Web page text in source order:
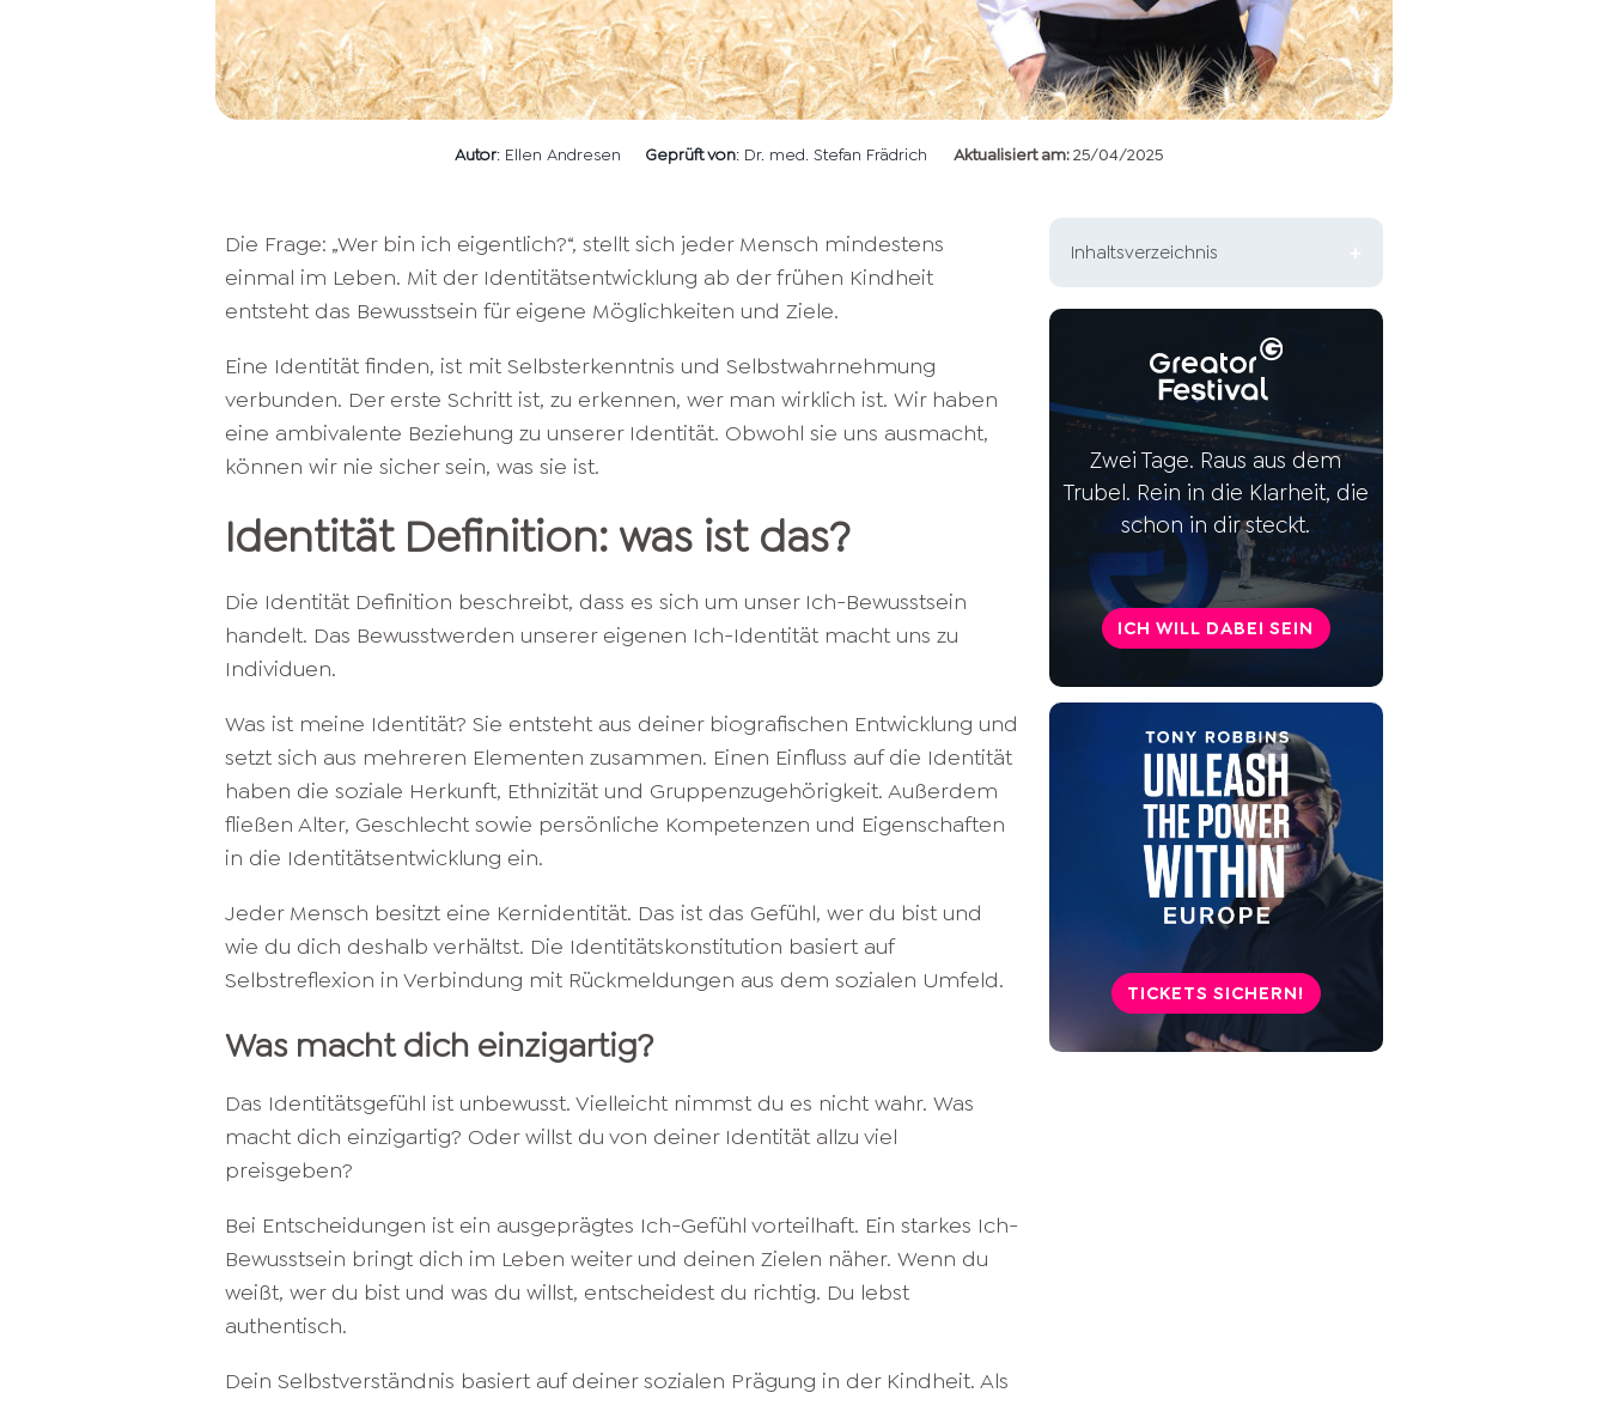
Autor: Ellen Andresen Geprüft von: Dr. med. Stefan Frädrich Aktualisiert am:25/04/2025
Die Frage: „Wer bin ich eigentlich?“, stellt sich jeder Mensch mindestens
einmal im Leben. Mit der Identitätsentwicklung ab der frühen Kindheit
entsteht das Bewusstsein für eigene Möglichkeiten und Ziele.
Eine Identität finden, ist mit Selbsterkenntnis und Selbstwahrnehmung
verbunden. Der erste Schritt ist, zu erkennen, wer man wirklich ist. Wir haben
eine ambivalente Beziehung zu unserer Identität. Obwohl sie uns ausmacht,
können wir nie sicher sein, was sie ist.
Identität Definition: was ist das?
Die Identität Definition beschreibt, dass es sich um unser Ich-Bewusstsein
handelt. Das Bewusstwerden unserer eigenen Ich-Identität macht uns zu
Individuen.
Was ist meine Identität? Sie entsteht aus deiner biografischen Entwicklung und
setzt sich aus mehreren Elementen zusammen. Einen Einfluss auf die Identität
haben die soziale Herkunft, Ethnizität und Gruppenzugehörigkeit. Außerdem
fließen Alter, Geschlecht sowie persönliche Kompetenzen und Eigenschaften
in die Identitätsentwicklung ein.
Jeder Mensch besitzt eine Kernidentität. Das ist das Gefühl, wer du bist und
wie du dich deshalb verhältst. Die Identitätskonstitution basiert auf
Selbstreflexion in Verbindung mit Rückmeldungen aus dem sozialen Umfeld.
Was macht dich einzigartig?
Das Identitätsgefühl ist unbewusst. Vielleicht nimmst du es nicht wahr. Was
macht dich einzigartig? Oder willst du von deiner Identität allzu viel
preisgeben?
Bei Entscheidungen ist ein ausgeprägtes Ich-Gefühl vorteilhaft. Ein starkes Ich-
Bewusstsein bringt dich im Leben weiter und deinen Zielen näher. Wenn du
weißt, wer du bist und was du willst, entscheidest du richtig. Du lebst
authentisch.
Dein Selbstverständnis basiert auf deiner sozialen Prägung in der Kindheit. Als
Inhaltsverzeichnis
5 Schritte, um deine Identität
zu erkunden und zu verstehen
Identität vs. Persönlichkeit: Was
ist der Unterschied?
Kann ein Persönlichkeitstest
deine wahre Identität
enthüllen?
du dich verloren fühlst?
8 Tipps, um deine Identität zu
stärken und selbstbewusst zu
Wie beeinflusst deine Identität
deine zwischenmenschlichen
Beziehungen?
Identität und beruflicher Erfolg:
Wie sich deine
Selbstwahrnehmung auswirkt
Erkenne dich selbst – Die Reise
Zwei Tage. Raus aus dem
Trubel. Rein in die Klarheit, die
schon in dir steckt.
ICH WILL DABEI SEIN
TICKETS SICHERN!